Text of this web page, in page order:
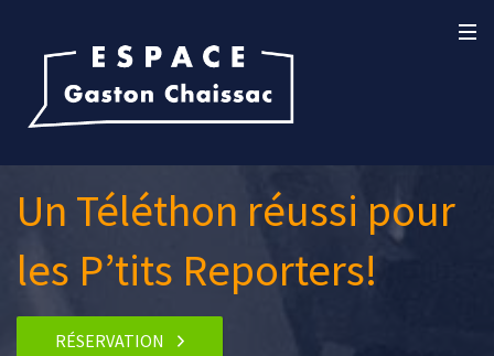
Un Téléthon réussi pour
les P’tits Reporters!
RÉSERVATION